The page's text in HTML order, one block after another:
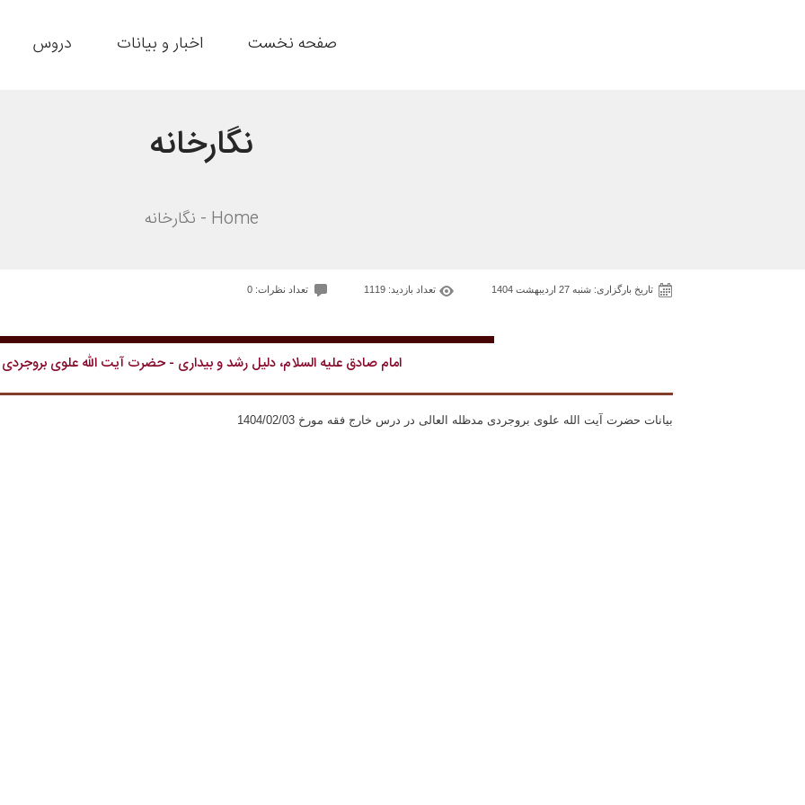
صفحه نخست اخبار و بیانات دروس
نگارخانه
Home نگارخانه
تاریخ بارگزاری: شنبه 27 اردیبهشت 1404 تعداد بازدید: 1119 تعداد نظرات: 0
امام صادق علیه السلام، دلیل رشد و بیداری - حضرت آیت الله علوی بروجردی
بیانات حضرت آیت الله علوی بروجردی مدظله العالی در درس خارج فقه مورخ 1404/02/03